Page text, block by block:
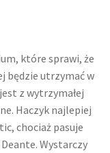
które sprawi, że
będzie utrzymać w
z wytrzymałej
Haczyk najlepiej
chociaż pasuje
Wystarczy